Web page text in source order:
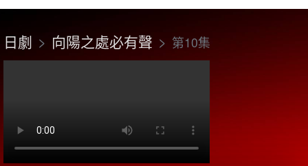
日劇 向陽之處必有聲 第10集